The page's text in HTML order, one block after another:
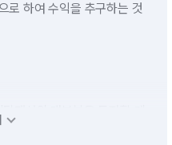
로 하여 수익을 추구하는 것
재산의 대부분을 투자할 계
예치 등 유동성자산에의 투